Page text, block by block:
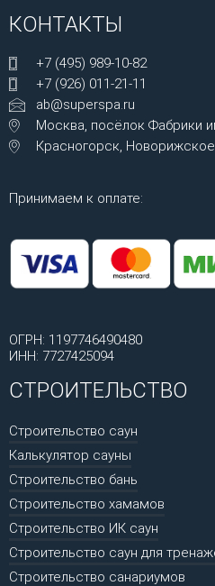
КОНТАКТЫ
+7 (495) 989-10-82
+7 (926) 011-21-11
ab@superspa.ru
Москва, посёлок Фабрики
Красногорск,
Принимаем к оплате:
ОГРН: 1197746490480
ИНН: 7727425094
СТРОИТЕЛЬСТВО
Строительство саун
Калькулятор сауны
Строительство бань
Строительство хамамов
Строительство ИК саун
Строительство саун для
Строительство санариумов